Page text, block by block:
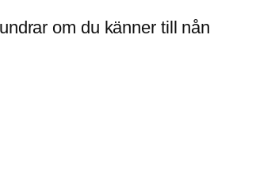
om du känner till nån